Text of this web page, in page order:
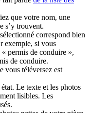
que votre nom, une
s’y trouvent.
correspond bien
exemple, si vous
permis de conduire »,
de conduire.
vous téléversez est
Le texte et les photos
lisibles. Les